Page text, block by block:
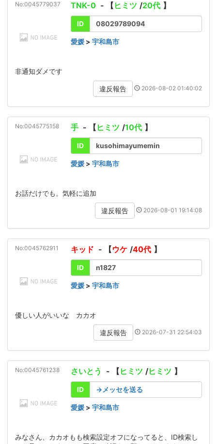
No:0045779037 TNK-0 - 【 ヒミツ /20代 】
ID 08029789094
愛媛 > 宇和島市
非通知ダメです
違反報告 2026-08-02 01:40:02
No:0045775158 手 - 【 ヒミツ /10代 】
ID kusohimayumemin
愛媛 > 宇和島市
お話だけでも。気軽に追加
違反報告 2026-08-01 19:14:08
No:0045762911 キッド - 【ウケ /40代 】
ID n1827
愛媛 > 宇和島市
優しい人がいいな カカオ
違反報告 2026-07-31 22:54:03
No:0045761238 さいとう - 【 ヒミツ /ヒミツ 】
ID →メッセを送る
愛媛 > 宇和島市
みなさん、カカオもも検索設定オフになってると、ID検索し